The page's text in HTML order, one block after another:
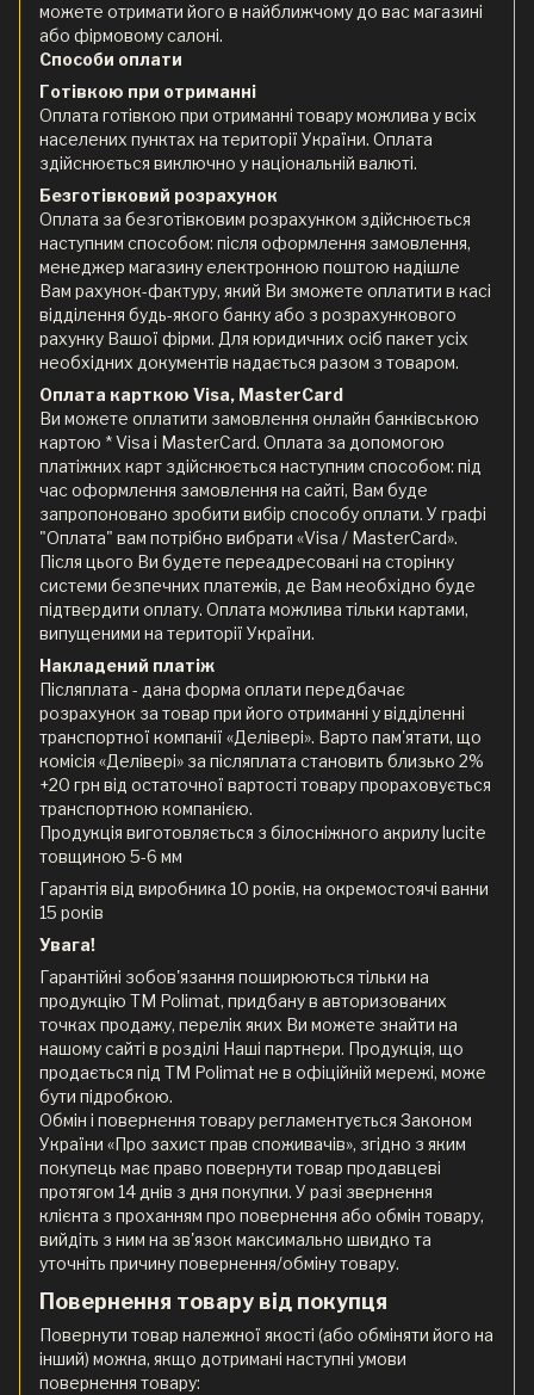
можете отримати його в найближчому до вас магазині
або фірмовому салоні.
Способи оплати
Готівкою при отриманні
Оплата готівкою при отриманні товару можлива у всіх
населених пунктах на території України. Оплата
здійснюється виключно у національній валюті.
Безготівковий розрахунок
Оплата за безготівковим розрахунком здійснюється
наступним способом: після оформлення замовлення,
менеджер магазину електронною поштою надішле
Вам рахунок-фактуру, який Ви зможете оплатити в касі
відділення будь-якого банку або з розрахункового
рахунку Вашої фірми. Для юридичних осіб пакет усіх
необхідних документів надається разом з товаром.
Оплата карткою Visa, MasterCard
Ви можете оплатити замовлення онлайн банківською
картою * Visa і MasterCard. Оплата за допомогою
платіжних карт здійснюється наступним способом: під
час оформлення замовлення на сайті, Вам буде
запропоновано зробити вибір способу оплати. У графі
"Оплата" вам потрібно вибрати «Visa / MasterCard».
Після цього Ви будете переадресовані на сторінку
системи безпечних платежів, де Вам необхідно буде
підтвердити оплату. Оплата можлива тільки картами,
випущеними на території України.
Накладений платіж
Післяплата - дана форма оплати передбачає
розрахунок за товар при його отриманні у відділенні
транспортної компанії «Делівері». Варто пам'ятати, що
комісія «Делівері» за післяплата становить близько 2%
+20 грн від остаточної вартості товару прораховується
транспортною компанією.
Продукція виготовляється з білосніжного акрилу lucite
товщиною 5-6 мм
Гарантія від виробника 10 років, на окремостоячі ванни
15 років
Увага!
Гарантійні зобов'язання поширюються тільки на
продукцію ТМ Polimat, придбану в авторизованих
точках продажу, перелік яких Ви можете знайти на
нашому сайті в розділі Наші партнери. Продукція, що
продається під ТМ Polimat не в офіційній мережі, може
бути підробкою.
Обмін і повернення товару регламентується Законом
України «Про захист прав споживачів», згідно з яким
покупець має право повернути товар продавцеві
протягом 14 днів з дня покупки. У разі звернення
клієнта з проханням про повернення або обмін товару,
вийдіть з ним на зв'язок максимально швидко та
уточніть причину повернення/обміну товару.
Повернення товару від покупця
Повернути товар належної якості (або обміняти його на
інший) можна, якщо дотримані наступні умови
повернення товару: